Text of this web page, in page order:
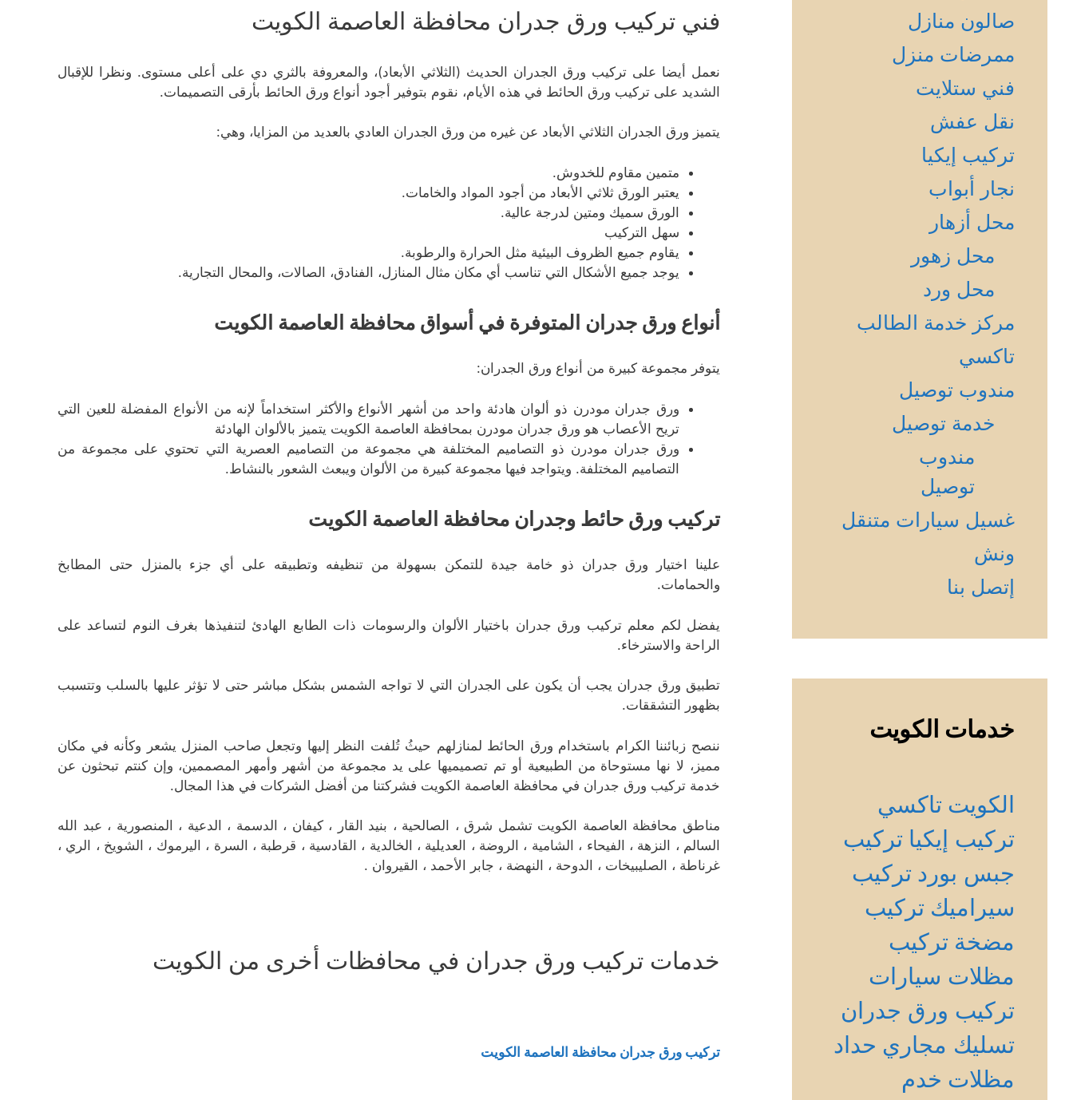
فني تركيب ورق جدران محافظة العاصمة الكويت
نعمل أيضا على تركيب ورق الجدران الحديث (الثلاثي الأبعاد)، والمعروفة بالثري دي على أعلى مستوى. ونظرا للإقبال
الشديد على تركيب ورق الحائط في هذه الأيام، نقوم بتوفير أجود أنواع ورق الحائط بأرقى التصميمات.
يتميز ورق الجدران الثلاثي الأبعاد عن غيره من ورق الجدران العادي بالعديد من المزايا، وهي:
متمين مقاوم للخدوش.
يعتبر الورق ثلاثي الأبعاد من أجود المواد والخامات.
الورق سميك ومتين لدرجة عالية.
سهل التركيب
يقاوم جميع الظروف البيئية مثل الحرارة والرطوبة.
يوجد جميع الأشكال التي تناسب أي مكان مثال المنازل، الفنادق، الصالات، والمحال التجارية.
أنواع ورق جدران المتوفرة في أسواق محافظة العاصمة الكويت
يتوفر مجموعة كبيرة من أنواع ورق الجدران:
ورق جدران مودرن ذو ألوان هادئة واحد من أشهر الأنواع والأكثر استخداماً لإنه من الأنواع المفضلة للعين التي
تريح الأعصاب هو ورق جدران مودرن بمحافظة العاصمة الكويت يتميز بالألوان الهادئة
ورق جدران مودرن ذو التصاميم المختلفة هي مجموعة من التصاميم العصرية التي تحتوي على مجموعة من
التصاميم المختلفة. ويتواجد فيها مجموعة كبيرة من الألوان ويبعث الشعور بالنشاط.
تركيب ورق حائط وجدران محافظة العاصمة الكويت
علينا اختيار ورق جدران ذو خامة جيدة للتمكن بسهولة من تنظيفه وتطبيقه على أي جزء بالمنزل حتى المطابخ
والحمامات.
يفضل لكم معلم تركيب ورق جدران باختيار الألوان والرسومات ذات الطابع الهادئ لتنفيذها بغرف النوم لتساعد على
الراحة والاسترخاء.
تطبيق ورق جدران يجب أن يكون على الجدران التي لا تواجه الشمس بشكل مباشر حتى لا تؤثر عليها بالسلب وتتسبب
بظهور التشققات.
ننصح زبائننا الكرام باستخدام ورق الحائط لمنازلهم حيثُ تُلفت النظر إليها وتجعل صاحب المنزل يشعر وكأنه في مكان
مميز، لا نها مستوحاة من الطبيعية أو تم تصميميها على يد مجموعة من أشهر وأمهر المصممين، وإن كنتم تبحثون عن
خدمة تركيب ورق جدران في محافظة العاصمة الكويت فشركتنا من أفضل الشركات في هذا المجال.
مناطق محافظة العاصمة الكويت تشمل شرق ، الصالحية ، بنيد القار ، كيفان ، الدسمة ، الدعية ، المنصورية ، عبد الله
السالم ، النزهة ، الفيحاء ، الشامية ، الروضة ، العديلية ، الخالدية ، القادسية ، قرطبة ، السرة ، اليرموك ، الشويخ ، الري ،
غرناطة ، الصليبيخات ، الدوحة ، النهضة ، جابر الأحمد ، القيروان .
خدمات تركيب ورق جدران في محافظات أخرى من الكويت
تركيب ورق جدران محافظة العاصمة الكويت
صالون منازل
ممرضات منزل
فني ستلايت
نقل عفش
تركيب إيكيا
نجار أبواب
محل أزهار
محل زهور
محل ورد
مركز خدمة الطالب
تاكسي
مندوب توصيل
خدمة توصيل
مندوب
توصيل
غسيل سيارات متنقل
ونش
إتصل بنا
خدمات الكويت
الكويت تاكسي
تركيب إيكيا تركيب
جبس بورد تركيب
سيراميك تركيب
مضخة تركيب
مظلات سيارات
تركيب ورق جدران
تسليك مجاري حداد
مظلات خدم